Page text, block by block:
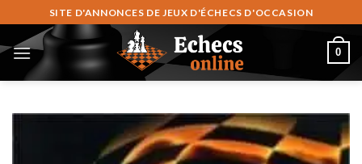
to
content
SITE D'ANNONCES DE JEUX D'ÉCHECS D'OCCASION
0